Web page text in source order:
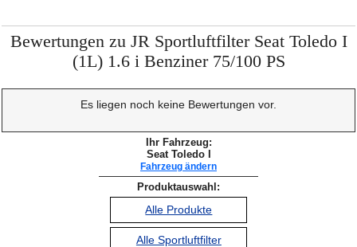
Bewertungen zu JR Sportluftfilter Seat Toledo I
(1L) 1.6 i Benziner 75/100 PS
Es liegen noch keine Bewertungen vor.
Ihr Fahrzeug:
Seat Toledo I
Fahrzeug ändern
Produktauswahl:
Alle Produkte
Alle Sportluftfilter